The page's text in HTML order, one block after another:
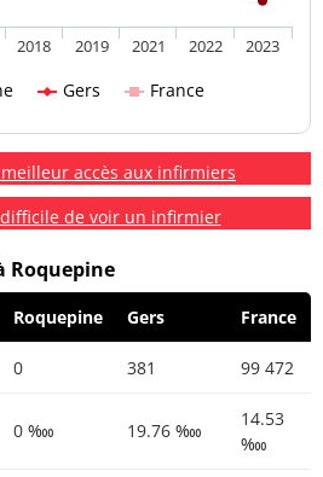
Gers France
2018 2019 2021 2022 2023
accès aux infirmiers
de voir un infirmier
Roquepine
Roquepine Gers France
0 381 99 472
0 ‱ 19.76 ‱
14.53
‱